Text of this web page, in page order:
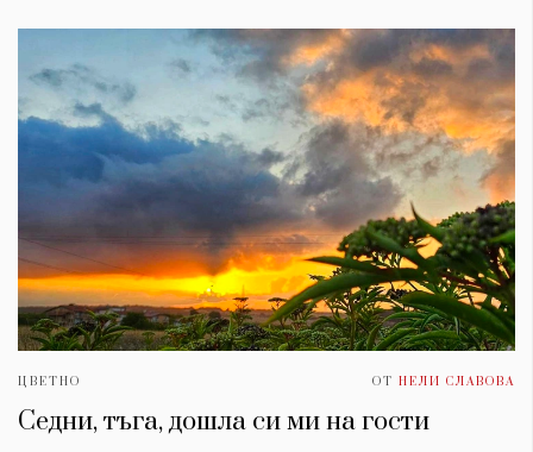
ЦВЕТНО ОТ НЕЛИ СЛАВОВА
Седни, тъга, дошла си ми на гости